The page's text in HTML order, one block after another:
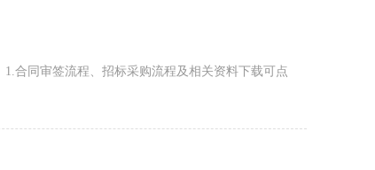
合同审签流程、招标采购流程及相关资料下载可点